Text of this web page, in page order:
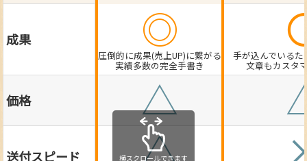
成果 ◎
圧倒的に成果(売上UP)に繋がる
実績多数の完全手書き
手が込んでいる
文章もカスタ
価格 △
送付スピード △